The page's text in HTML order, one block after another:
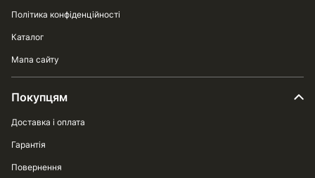
Політика конфіденційності
Каталог
Мапа сайту
Покупцям
Доставка і оплата
Гарантія
Повернення